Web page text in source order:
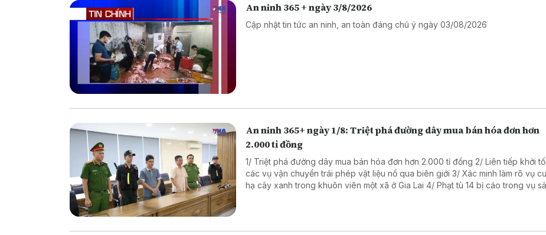
An ninh 365 + ngày 3/8/2026
Cập nhật tin tức an ninh, an toàn đáng chú ý ngày 03/08/2026
An ninh 365+ ngày 1/8: Triệt phá đường dây mua bán hóa đơn hơn
2.000 tỉ đồng
1/ Triệt phá đường dây mua bán hóa đơn hơn 2.000 tỉ đồng 2/ Liên tiếp khởi tố
các vụ vận chuyển trái phép vật liệu nổ qua biên giới 3/ Xác minh làm rõ vụ cưa
hạ cây xanh trong khuôn viên một xã ở Gia Lai 4/ Phạt tù 14 bị cáo trong vụ sản